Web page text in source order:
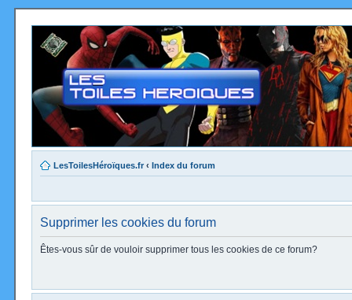
LesToilesHéroïques.fr ‹ Index du forum
Supprimer les cookies du forum
Êtes-vous sûr de vouloir supprimer tous les cookies de ce forum?